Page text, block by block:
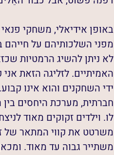
באופן אידיאלי, משחקי
מפני השלכותיהם על
לא ניתן להשיג הרמטיות
האמיתיים. לזליגה הזאת
ידי השחקנים והוא אינו
חברתית, מערכת היחסים
לו. וילדים זקוקים מאוד
משרטט את קווי המתאר של
משתייר גבוה עד מאוד.